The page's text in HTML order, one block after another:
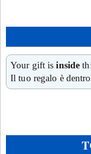
Your gift isinside
Il tuo regalo è